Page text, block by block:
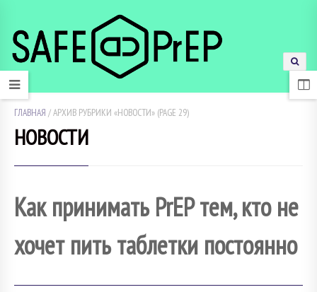
ГЛАВНАЯ /АРХИВ РУБРИКИ «НОВОСТИ» (PAGE 29)
НОВОСТИ
Как принимать PrEP тем, кто не
хочет пить таблетки постоянно